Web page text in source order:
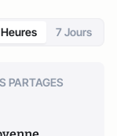
7 Jours
PARTAGES